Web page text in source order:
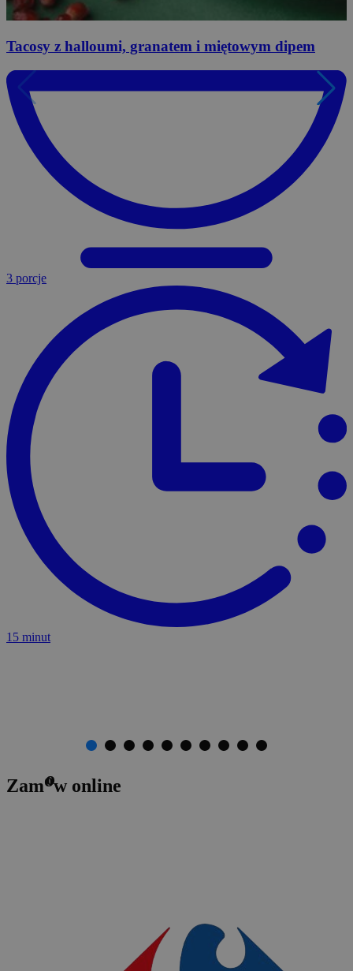
Tacosy z halloumi, granatem i miętowym dipem
3 porcje
15 minut
Zamow online